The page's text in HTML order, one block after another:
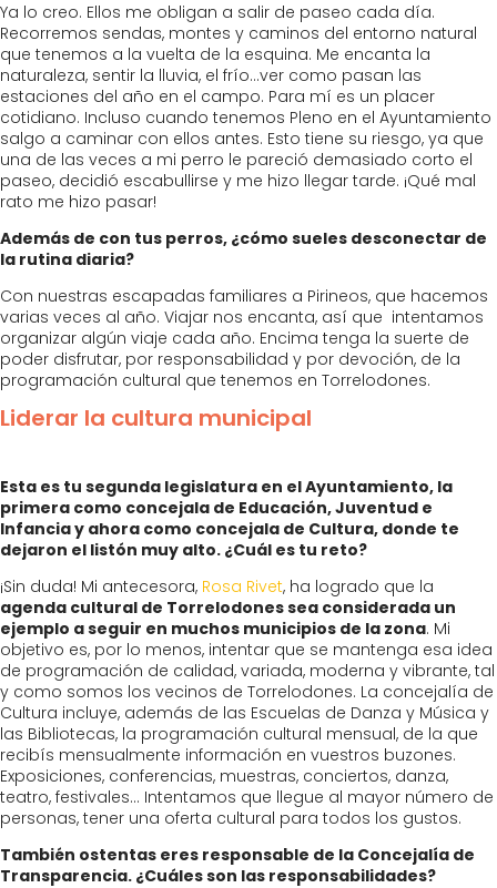
Ya lo creo. Ellos me obligan a salir de paseo cada día.
Recorremos sendas, montes y caminos del entorno natural
que tenemos a la vuelta de la esquina. Me encanta la
naturaleza, sentir la lluvia, el frío…ver como pasan las
estaciones del año en el campo. Para mí es un placer
cotidiano. Incluso cuando tenemos Pleno en el Ayuntamiento
salgo a caminar con ellos antes. Esto tiene su riesgo, ya que
una de las veces a mi perro le pareció demasiado corto el
paseo, decidió escabullirse y me hizo llegar tarde. ¡Qué mal
rato me hizo pasar!
Además de con tus perros, ¿cómo sueles desconectar de
la rutina diaria?
Con nuestras escapadas familiares a Pirineos, que hacemos
varias veces al año. Viajar nos encanta, así que intentamos
organizar algún viaje cada año. Encima tenga la suerte de
poder disfrutar, por responsabilidad y por devoción, de la
programación cultural que tenemos en Torrelodones.
Liderar la cultura municipal
Esta es tu segunda legislatura en el Ayuntamiento, la
primera como concejala de Educación, Juventud e
Infancia y ahora como concejala de Cultura, donde te
dejaron el listón muy alto. ¿Cuál es tu reto?
¡Sin duda! Mi antecesora, Rosa Rivet, ha logrado que la
agenda cultural de Torrelodones sea considerada un
ejemplo a seguir en muchos municipios de la zona. Mi
objetivo es, por lo menos, intentar que se mantenga esa idea
de programación de calidad, variada, moderna y vibrante, tal
y como somos los vecinos de Torrelodones. La concejalía de
Cultura incluye, además de las Escuelas de Danza y Música y
las Bibliotecas, la programación cultural mensual, de la que
recibís mensualmente información en vuestros buzones.
Exposiciones, conferencias, muestras, conciertos, danza,
teatro, festivales… Intentamos que llegue al mayor número de
personas, tener una oferta cultural para todos los gustos.
También ostentas eres responsable de la Concejalía de
Transparencia. ¿Cuáles son las responsabilidades?